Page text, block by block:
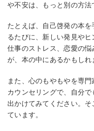
や不安は、もっと別の方法
たとえば、自己啓発の本
るたびに、新しい発見やヒ
仕事のストレス、恋愛の
が、本の中にあるかもしれ
また、心のもやもやを専
カウンセリングで、自分
出かけてみてください。
ています。